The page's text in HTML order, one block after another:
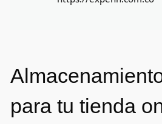
para tu tienda